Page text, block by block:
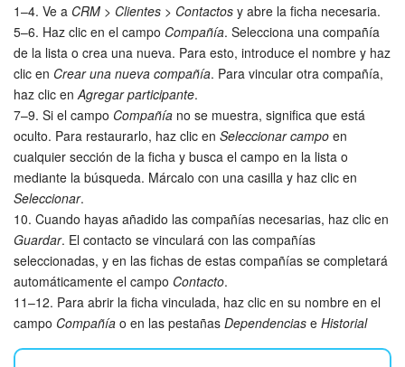
Flujos de trabajo
Marketing
Gestión del inventario
Telefonía
Widget del empleado
Configuraciones de la cuenta
Bitrix24 En Premisa
Bitrix24 Messenger
1–4. Ve a CRM > Clientes > Contactos y abre la ficha necesaria.
5–6. Haz clic en el campo Compañía. Selecciona una compañía
de la lista o crea una nueva. Para esto, introduce el nombre y haz
clic en Crear una nueva compañía. Para vincular otra compañía,
haz clic en Agregar participante.
7–9. Si el campo Compañía no se muestra, significa que está
oculto. Para restaurarlo, haz clic en Seleccionar campo en
cualquier sección de la ficha y busca el campo en la lista o
mediante la búsqueda. Márcalo con una casilla y haz clic en
Seleccionar.
10. Cuando hayas añadido las compañías necesarias, haz clic en
Guardar. El contacto se vinculará con las compañías
seleccionadas, y en las fichas de estas compañías se completará
automáticamente el campo Contacto.
11–12. Para abrir la ficha vinculada, haz clic en su nombre en el
campo Compañía o en las pestañas Dependencias e Historial